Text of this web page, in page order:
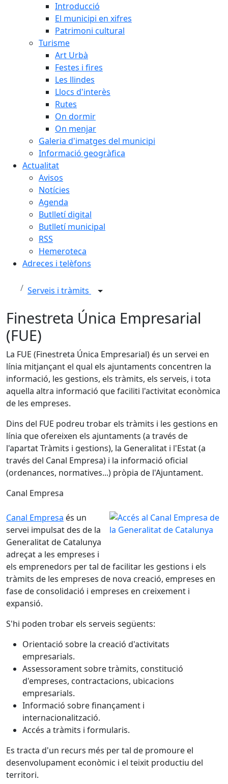
Introducció
El municipi en xifres
Patrimoni cultural
Turisme
Art Urbà
Festes i fires
Les llindes
Llocs d'interès
Rutes
On dormir
On menjar
Galeria d'imatges del municipi
Informació geogràfica
Actualitat
Avisos
Notícies
Agenda
Butlletí digital
Butlletí municipal
RSS
Hemeroteca
Adreces i telèfons
Serveis i tràmits
Finestreta Única Empresarial
(FUE)
La FUE (Finestreta Única Empresarial) és un servei en
línia mitjançant el qual els ajuntaments concentren la
informació, les gestions, els tràmits, els serveis, i tota
aquella altra informació que faciliti l'activitat econòmica
de les empreses.
Dins del FUE podreu trobar els tràmits i les gestions en
línia que ofereixen els ajuntaments (a través de
l'apartat Tràmits i gestions), la Generalitat i l'Estat (a
través del Canal Empresa) i la informació oficial
(ordenances, normatives...) pròpia de l'Ajuntament.
Canal Empresa
Canal Empresa és un
servei impulsat des de la
Generalitat de Catalunya
adreçat a les empreses i
els emprenedors per tal de facilitar les gestions i els
tràmits de les empreses de nova creació, empreses en
fase de consolidació i empreses en creixement i
expansió.
S'hi poden trobar els serveis següents:
Orientació sobre la creació d'activitats
empresarials.
Assessorament sobre tràmits, constitució
d'empreses, contractacions, ubicacions
empresarials.
Informació sobre finançament i
internacionalització.
Accés a tràmits i formularis.
Es tracta d'un recurs més per tal de promoure el
desenvolupament econòmic i el teixit productiu del
territori.